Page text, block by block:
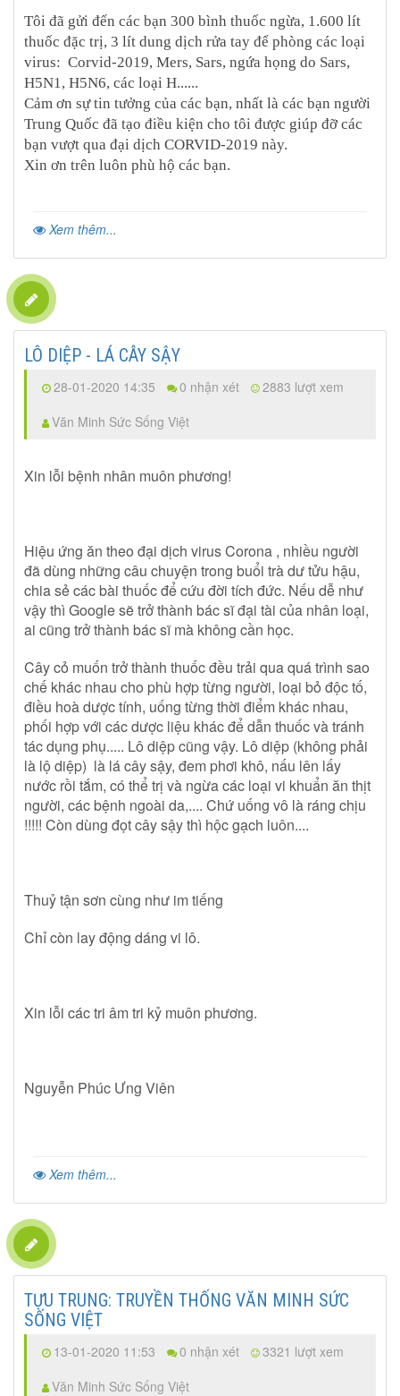
Tôi đã gửi đến các bạn 300 bình thuốc ngừa, 1.600 lít
thuốc đặc trị, 3 lít dung dịch rửa tay để phòng các loại
virus: Corvid-2019, Mers, Sars, ngứa họng do Sars,
H5N1, H5N6, các loại H......
Cảm ơn sự tin tưởng của các bạn, nhất là các bạn người
Trung Quốc đã tạo điều kiện cho tôi được giúp đỡ các
bạn vượt qua đại dịch CORVID-2019 này.
Xin ơn trên luôn phù hộ các bạn.
Xem thêm...
LÔ DIỆP - LÁ CÂY SẬY
28-01-2020 14:35 0 nhận xét
2883 lượt xem
Văn Minh Sức Sống Việt
Xin lỗi bệnh nhân muôn phương!
Hiệu ứng ăn theo đại dịch virus Corona , nhiều người
đã dùng những câu chuyện trong buổi trà dư tửu hậu,
chia sẻ các bài thuốc để cứu đời tích đức. Nếu dễ như
vậy thì Google sẽ trở thành bác sĩ đại tài của nhân loại,
ai cũng trở thành bác sĩ mà không cần học.
Cây cỏ muốn trở thành thuốc đều trải qua quá trình sao
chế khác nhau cho phù hợp từng người, loại bỏ độc tố,
điều hoà dược tính, uống từng thời điểm khác nhau,
phối hợp với các dược liệu khác để dẫn thuốc và tránh
tác dụng phụ..... Lô diệp cũng vậy. Lô diệp (không phải
là lộ diệp) là lá cây sậy, đem phơi khô, nấu lên lấy
nước rồi tắm, có thể trị và ngừa các loại vi khuẩn ăn thịt
người, các bệnh ngoài da,.... Chứ uống vô là ráng chịu
!!!!! Còn dùng đọt cây sậy thì hộc gạch luôn....
Thuỷ tận sơn cùng như im tiếng
Chỉ còn lay động dáng vi lô.
Xin lỗi các tri âm tri kỷ muôn phương.
Nguyễn Phúc Ưng Viên
Xem thêm...
TỰU TRUNG: TRUYỀN THỐNG VĂN MINH SỨC
SỐNG VIỆT
13-01-2020 11:53 0 nhận xét
3321 lượt xem
Văn Minh Sức Sống Việt